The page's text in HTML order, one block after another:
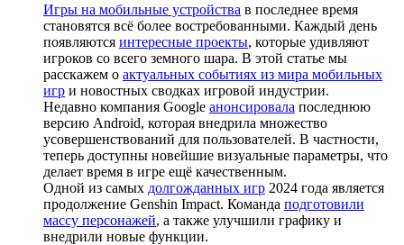
Игры на мобильные устройства в последнее время
становятся всё более востребованными. Каждый день
появляются интересные проекты, которые удивляют
игроков со всего земного шара. В этой статье мы
расскажем о актуальных событиях из мира мобильных
игр и новостных сводках игровой индустрии.
Недавно компания Google анонсировала последнюю
версию Android, которая внедрила множество
усовершенствований для пользователей. В частности,
теперь доступны новейшие визуальные параметры, что
делает время в игре ещё качественным.
Одной из самых долгожданных игр 2024 года является
продолжение Genshin Impact. Команда подготовили
массу персонажей, а также улучшили графику и
внедрили новые функции.